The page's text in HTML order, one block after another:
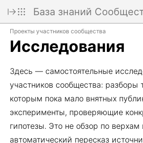
База знаний
Проекты участников сообщества
Исследования
Здесь — самостоятельные
участников сообщества: разборы
которым пока мало внятных
эксперименты, проверяющие
гипотезы. Это не обзор по
автоматический пересказ